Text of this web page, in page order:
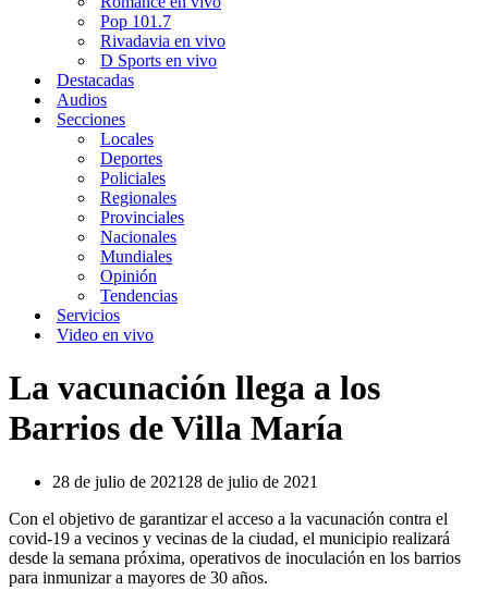
Pop 101.7
Rivadavia en vivo
D Sports en vivo
Destacadas
Audios
Secciones
Locales
Deportes
Policiales
Regionales
Provinciales
Nacionales
Mundiales
Opinión
Tendencias
Servicios
Video en vivo
La vacunación llega a los
Barrios de Villa María
28 de julio de 2021 28 de julio de 2021
Con el objetivo de garantizar el acceso a la vacunación contra el
covid-19 a vecinos y vecinas de la ciudad, el municipio realizará
desde la semana próxima, operativos de inoculación en los barrios
para inmunizar a mayores de 30 años.